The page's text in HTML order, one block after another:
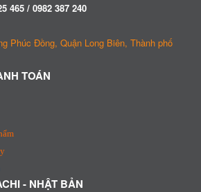
465 / 0982 387 240
Phúc Đồng, Quận Long Biên, Thành phố
TOÁN
- NHẬT BẢN